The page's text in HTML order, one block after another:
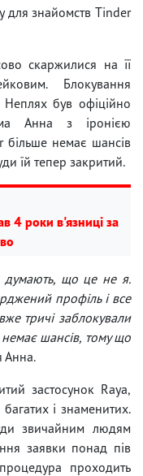
для знайомств Tinder
скаржилися на її
Блокування
був офіційно
Анна з іронією
більше немає шансів
їй тепер закритий.
4 роки в'язниці за
що це не я.
профіль і все
тричі заблокували
немає шансів, тому що
Анна.
застосунок Raya,
і знаменитих.
звичайним людям
заявки понад пів
проходить